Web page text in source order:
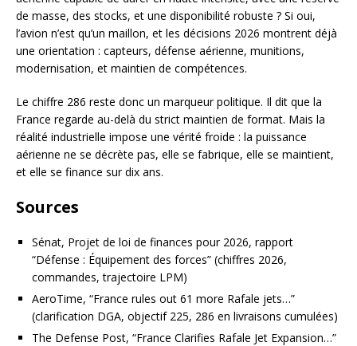
de masse, des stocks, et une disponibilité robuste ? Si oui,
l’avion n’est qu’un maillon, et les décisions 2026 montrent déjà
une orientation : capteurs, défense aérienne, munitions,
modernisation, et maintien de compétences.
Le chiffre 286 reste donc un marqueur politique. Il dit que la
France regarde au-delà du strict maintien de format. Mais la
réalité industrielle impose une vérité froide : la puissance
aérienne ne se décrète pas, elle se fabrique, elle se maintient,
et elle se finance sur dix ans.
Sources
Sénat, Projet de loi de finances pour 2026, rapport
“Défense : Équipement des forces” (chiffres 2026,
commandes, trajectoire LPM)
AeroTime, “France rules out 61 more Rafale jets…”
(clarification DGA, objectif 225, 286 en livraisons cumulées)
The Defense Post, “France Clarifies Rafale Jet Expansion…”